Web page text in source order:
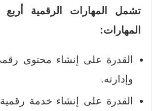
تشمل المهارات الرقمية
المهارات:
القدرة على إنشاء محتوى
وإدارته.
القدرة على إنشاء خدمة